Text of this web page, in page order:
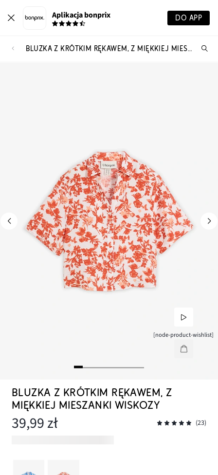
Aplikacja bonprix DO APP
BLUZKA Z KRÓTKIM RĘKAWEM, Z MIĘKKIEJ MIESZANKI WISKOZY
[node-product-wishlist]
BLUZKA Z KRÓTKIM RĘKAWEM, Z
MIĘKKIEJ MIESZANKI WISKOZY
39,99 zł (23)